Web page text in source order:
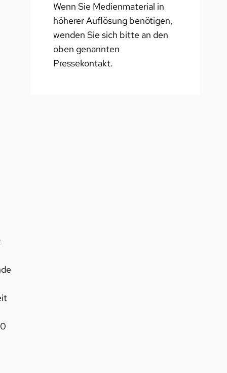
Wenn Sie Medienmaterial in
höherer Auflösung benötigen,
wenden Sie sich bitte an den
oben genannten
Pressekontakt.